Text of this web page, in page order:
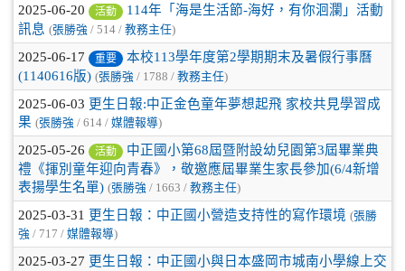
2025-06-20 活動
114年「海是生活節-海好，有你洄瀾」活動
訊息 (張勝強 / 514 / 教務主任)
2025-06-17 重要
本校113學年度第2學期期末及暑假行事曆
(1140616版) (張勝強 / 1788 / 教務主任)
2025-06-03 更生日報:中正金色童年夢想起飛 家校共見學習成
果 (張勝強 / 614 / 媒體報導)
2025-05-26 活動
中正國小第68屆暨附設幼兒園第3屆畢業典
禮《揮別童年迎向青春》，敬邀應屆畢業生家長參加(6/4新增
表揚學生名單) (張勝強 / 1663 / 教務主任)
2025-03-31 更生日報：中正國小營造支持性的寫作環境 (張勝
強 / 717 / 媒體報導)
2025-03-27 更生日報：中正國小與日本盛岡市城南小學線上交